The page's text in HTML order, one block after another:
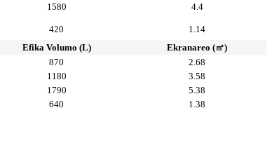
1580 4.4
420
1.14
Efika Volumo (L) Ekranareo (㎡)
870
2.68
1180
3.58
1790
5.38
640 1.38